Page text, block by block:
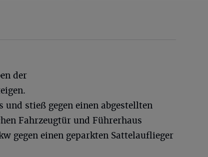
der
stieß gegen einen abgestellten
Fahrzeugtür und Führerhaus
gegen einen geparkten Sattelauflieger